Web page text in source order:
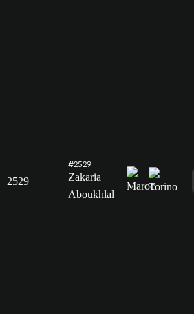
2529
#2529
Zakaria
Aboukhlal